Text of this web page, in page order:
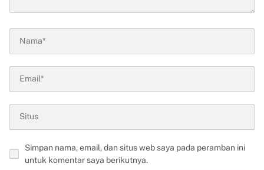
Simpan nama, email, dan situs web saya pada peramban ini
untuk komentar saya berikutnya.